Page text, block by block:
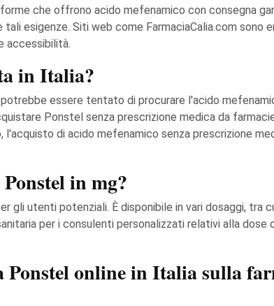
che offrono acido mefenamico con consegna
esigenze. Siti web come FarmaciaCalia.com sono
accessibilità.
in Italia?
essere tentato di procurare l'acido
Ponstel senza prescrizione medica da
di acido mefenamico senza prescrizione
in mg?
utenti potenziali. È disponibile in vari dosaggi, tra
per i consulenti personalizzati relativi alla
online in Italia sulla